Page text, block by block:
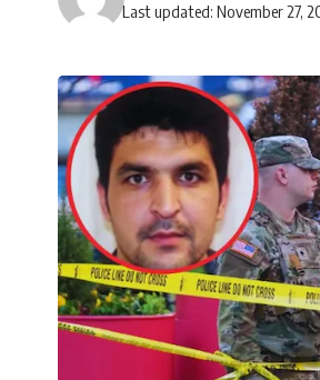
Last updated: November 27,